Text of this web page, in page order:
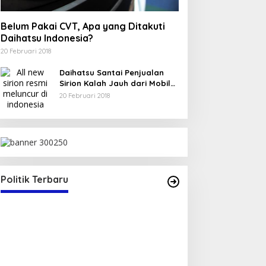
Belum Pakai CVT, Apa yang Ditakuti
Daihatsu Indonesia?
20 Februari 2018
Daihatsu Santai Penjualan
Sirion Kalah Jauh dari Mobil
LCGC
20 Februari 2018
Politik Terbaru
Asal (Lambu)
Diri Sebagai
Anggoto DPRD Kabupaten
| 16 Januari 2024